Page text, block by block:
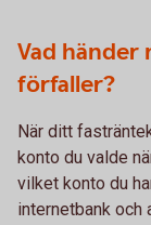
Vad
förfaller?
När ditt
konto du valde
vilket konto du
internetbank och